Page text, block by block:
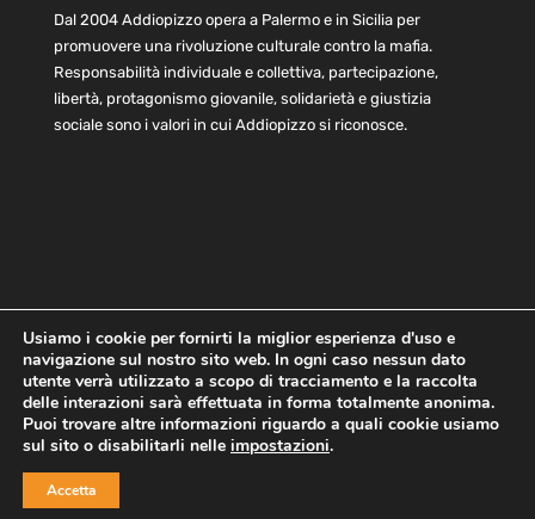
Dal 2004 Addiopizzo opera a Palermo e in Sicilia per
promuovere una rivoluzione culturale contro la mafia.
Responsabilità individuale e collettiva, partecipazione,
libertà, protagonismo giovanile, solidarietà e giustizia
sociale sono i valori in cui Addiopizzo si riconosce.
Home Statuto e bilancio
Contatti
Privacy
Cookie Child Protection Policy
Copyright © 2021 AddioPizzo | Tutti i diritti riservati | Sede
Usiamo i cookie per fornirti la miglior esperienza d'uso e
navigazione sul nostro sito web. In ogni caso nessun dato
utente verrà utilizzato a scopo di tracciamento e la raccolta
delle interazioni sarà effettuata in forma totalmente anonima.
Puoi trovare altre informazioni riguardo a quali cookie usiamo
sul sito o disabilitarli nelle impostazioni.
Accetta